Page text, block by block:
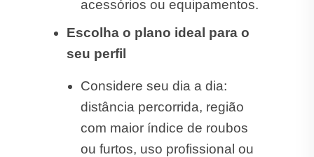
acessórios ou equipamentos.
Escolha o plano ideal para o
seu perfil
Considere seu dia a dia:
distância percorrida, região
com maior índice de roubos
ou furtos, uso profissional ou